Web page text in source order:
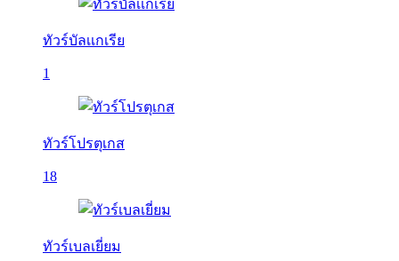
ทัวร์บัลเเกเรีย
1
ทัวร์โปรตุเกส
18
ทัวร์เบลเยี่ยม